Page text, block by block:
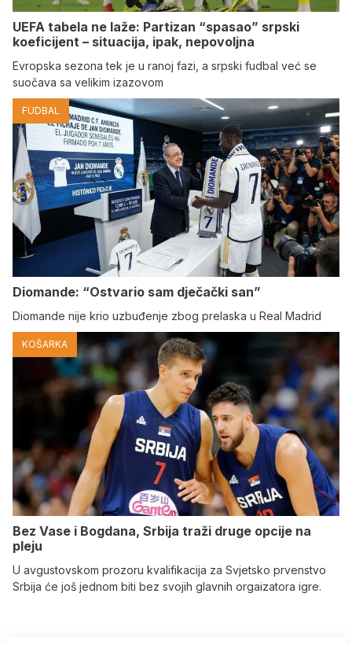
UEFA tabela ne laže: Partizan “spasao” srpski
koeficijent – situacija, ipak, nepovoljna
Evropska sezona tek je u ranoj fazi, a srpski fudbal već se
suočava sa velikim izazovom
FUDBAL
Diomande: “Ostvario sam dječački san”
Diomande nije krio uzbuđenje zbog prelaska u Real Madrid
KOŠARKA
Bez Vase i Bogdana, Srbija traži druge opcije na
pleju
U avgustovskom prozoru kvalifikacija za Svjetsko prvenstvo
Srbija će još jednom biti bez svojih glavnih orgaizatora igre.